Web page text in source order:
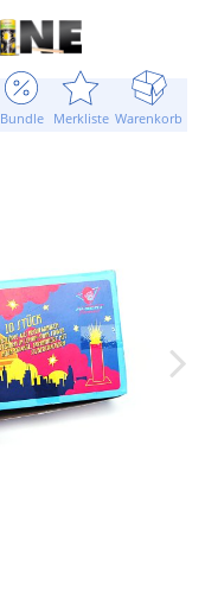
Bundle Merkliste Warenkorb